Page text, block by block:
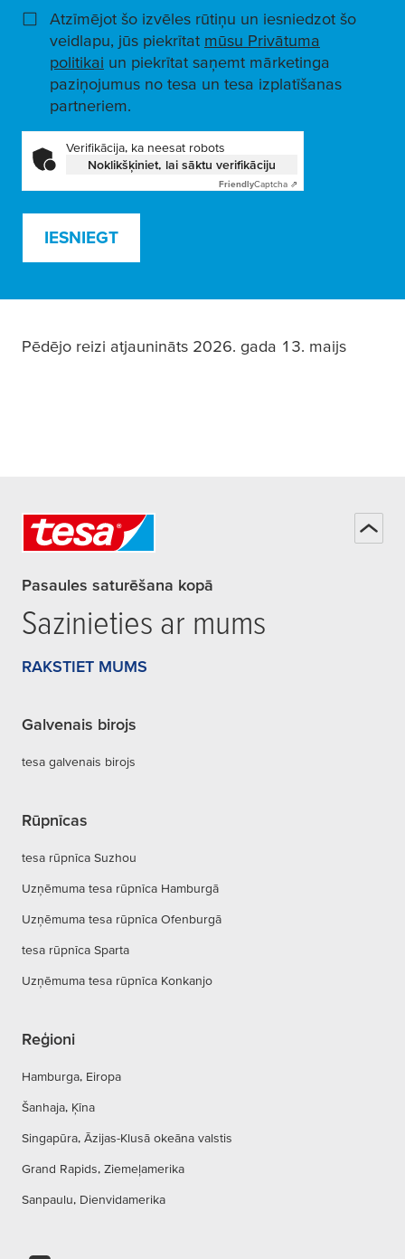
Atzīmējot šo izvēles rūtiņu un iesniedzot šo
veidlapu, jūs piekrītat mūsu Privātuma
politikai un piekrītat saņemt mārketinga
paziņojumus no tesa un tesa izplatīšanas
partneriem.
Verifikācija, ka neesat robots
Noklikšķiniet, lai sāktu verifikāciju
FriendlyCaptcha ⇗
IESNIEGT
Pēdējo reizi atjaunināts 2026. gada 13. maijs
Pasaules saturēšana kopā
Sazinieties ar mums
RAKSTIET MUMS
Galvenais birojs
tesa galvenais birojs
Rūpnīcas
tesa rūpnīca Suzhou
Uzņēmuma tesa rūpnīca Hamburgā
Uzņēmuma tesa rūpnīca Ofenburgā
tesa rūpnīca Sparta
Uzņēmuma tesa rūpnīca Konkanjo
Reģioni
Hamburga, Eiropa
Šanhaja, Ķīna
Singapūra, Āzijas-Klusā okeāna valstis
Grand Rapids, Ziemeļamerika
Sanpaulu, Dienvidamerika